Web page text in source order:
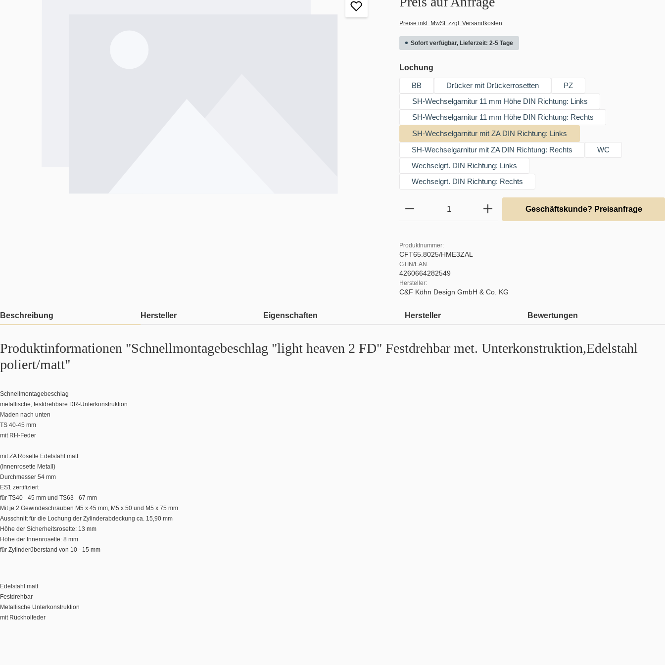
Preise inkl. MwSt. zzgl. Versandkosten
Sofort verfügbar, Lieferzeit: 2-5 Tage
Lochung
BB Drücker mit Drückerrosetten
PZ
SH-Wechselgarnitur 11 mm Höhe DIN Richtung: Links
SH-Wechselgarnitur 11 mm Höhe DIN Richtung: Rechts
SH-Wechselgarnitur mit ZA DIN Richtung: Links
SH-Wechselgarnitur mit ZA DIN Richtung: Rechts
WC
Wechselgrt. DIN Richtung: Links
Wechselgrt. DIN Richtung: Rechts
Produkt Anzahl: Gib den gewünschten Wert ein
Geschäftskunde? Preisanfrage
Produktnummer:
CFT65.8025/HME3ZAL
GTIN/EAN:
4260664282549
Hersteller:
C&F Köhn Design GmbH & Co. KG
Beschreibung Hersteller Eigenschaften Hersteller Bewertungen
Produktinformationen "Schnellmontagebeschlag "light heaven 2 FD" Festdrehbar met. Unterkonstruktion,Edelstahl
poliert/matt"
Schnellmontagebeschlag
metallische, festdrehbare DR-Unterkonstruktion
Maden nach unten
TS 40-45 mm
mit RH-Feder
mit ZA Rosette Edelstahl matt
(Innenrosette Metall)
Durchmesser 54 mm
ES1 zertifiziert
für TS40 - 45 mm und TS63 - 67 mm
Mit je 2 Gewindeschrauben M5 x 45 mm, M5 x 50 und M5 x 75 mm
Ausschnitt für die Lochung der Zylinderabdeckung ca. 15,90 mm
Höhe der Sicherheitsrosette: 13 mm
Höhe der Innenrosette: 8 mm
für Zylinderüberstand von 10 - 15 mm
Edelstahl matt
Festdrehbar
Metallische Unterkonstruktion
mit Rückholfeder